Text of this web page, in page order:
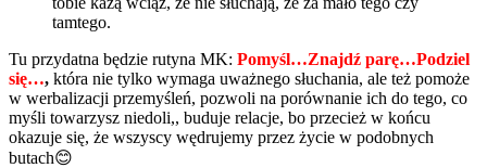
tamtego.
Tu przydatna będzie rutyna MK: Pomyśl…Znajdź parę…Podziel
się…, która nie tylko wymaga uważnego słuchania, ale też pomoże
w werbalizacji przemyśleń, pozwoli na porównanie ich do tego, co
myśli towarzysz niedoli,, buduje relacje, bo przecież w końcu
okazuje się, że wszyscy wędrujemy przez życie w podobnych
butach😊